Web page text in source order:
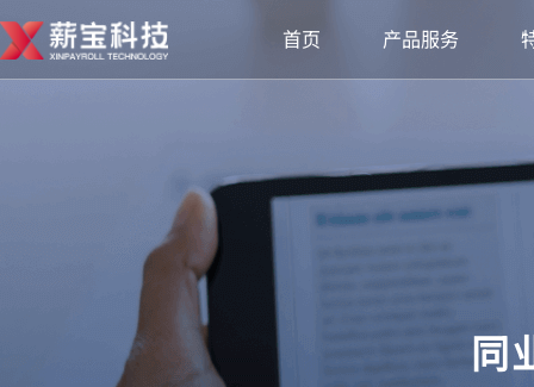
首页 产品服务
人事事务全场景解决方案
劳动力派遣外包综合服务
灵活派
服务业一站式数智化用工平台
佣金宝
新业态平台综
同业OEM系统
同